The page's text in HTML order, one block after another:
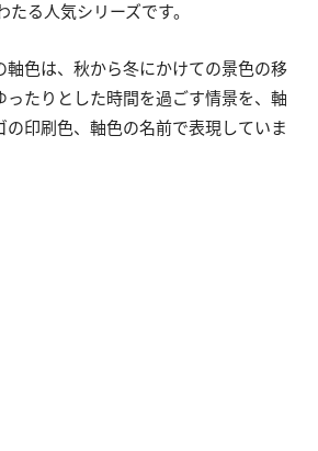
る人気シリーズです。
軸色は、秋から冬にかけての景色の移
ったりとした時間を過ごす情景を、軸
の印刷色、軸色の名前で表現していま